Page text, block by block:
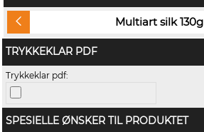
Multiart silk 130g
TRYKKEKLAR PDF
Trykkeklar pdf:
SPESIELLE ØNSKER TIL PRODUKTET